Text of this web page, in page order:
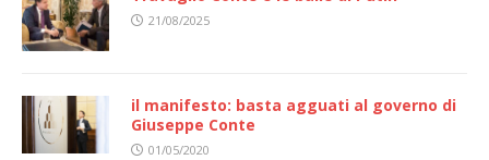
21/08/2025
il manifesto: basta agguati al governo di
Giuseppe Conte
01/05/2020